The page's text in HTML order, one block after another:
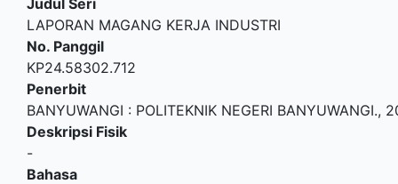
LAPORAN MAGANG KERJA INDUSTRI
No. Panggil
KP24.58302.712
Penerbit
BANYUWANGI : POLITEKNIK NEGERI BANYUWANGI.,
Deskripsi Fisik
-
Bahasa